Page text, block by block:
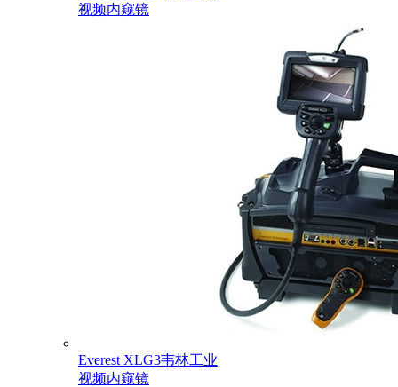
视频内窥镜
Everest XLG3韦林工业
视频内窥镜